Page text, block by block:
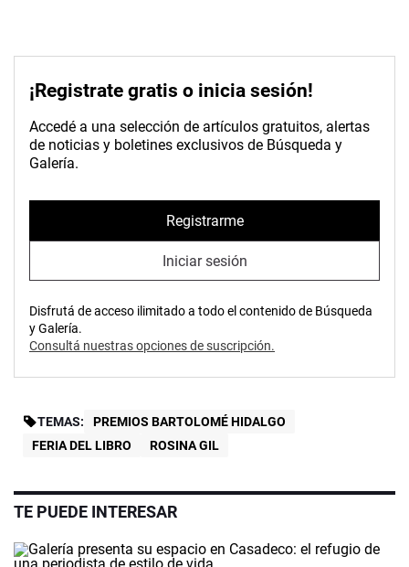
¡Registrate gratis o inicia sesión!
Accedé a una selección de artículos gratuitos, alertas
de noticias y boletines exclusivos de Búsqueda y
Galería.
Registrarme
Iniciar sesión
Disfrutá de acceso ilimitado a todo el contenido de Búsqueda
y Galería.
Consultá nuestras opciones de suscripción.
TEMAS:
PREMIOS BARTOLOMÉ HIDALGO
FERIA DEL LIBRO
ROSINA GIL
TE PUEDE INTERESAR